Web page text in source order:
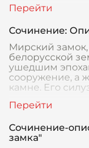
Сочинение:
Мирский
белорусской
ушедшим
сооружение, а
камне. Его
Сочинение-
замка"